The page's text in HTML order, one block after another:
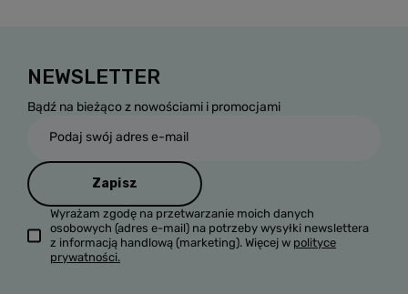
NEWSLETTER
Bądź na bieżąco z nowościami i promocjami
Podaj swój adres e-mail
Zapisz
Wyrażam zgodę na przetwarzanie moich danych
osobowych (adres e-mail) na potrzeby wysyłki newslettera
z informacją handlową (marketing). Więcej w polityce
prywatności.